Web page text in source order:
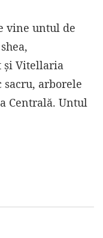
vine untul de
și Vitellaria
sacru, arborele
Centrală. Untul